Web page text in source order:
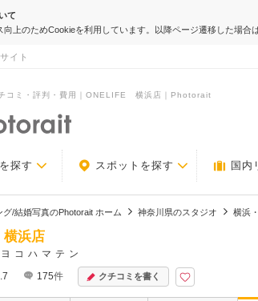
て
向上のためCookieを利用しています。以降ページ遷移した場合
イト
コミ・評判・費用｜ONELIFE 横浜店｜Photorait
探す スポットを探す 国内
グ/結婚写真のPhotorait ホーム 神奈川県のスタジオ 横浜
浜店
コハマテン
175件 クチコミを書く